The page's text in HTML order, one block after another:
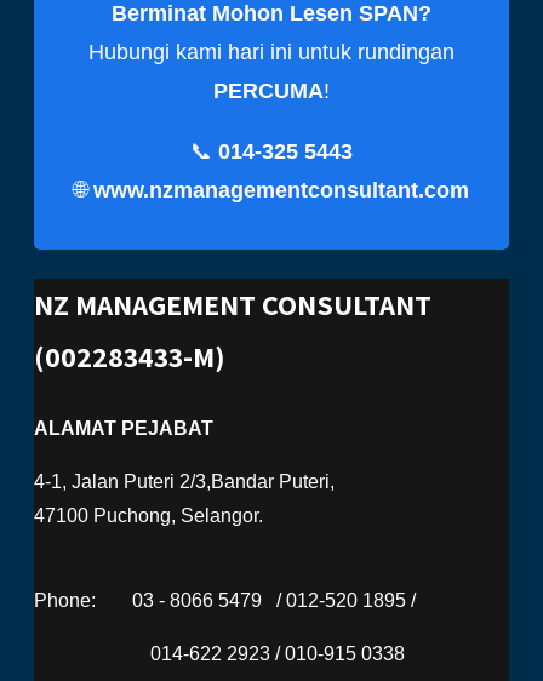
Berminat Mohon Lesen SPAN?
Hubungi kami hari ini untuk rundingan
PERCUMA!
📞 014-325 5443
🌐www.nzmanagementconsultant.com
NZ MANAGEMENT CONSULTANT
(002283433-M)
ALAMAT PEJABAT
4-1, Jalan Puteri 2/3,Bandar Puteri,
47100 Puchong, Selangor.
Phone: 03 - 8066 5479 / 012-520 1895 /
014-622 2923 / 010-915 0338